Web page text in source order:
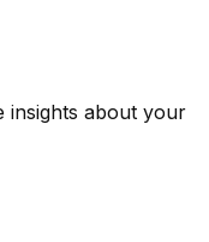
insights about your